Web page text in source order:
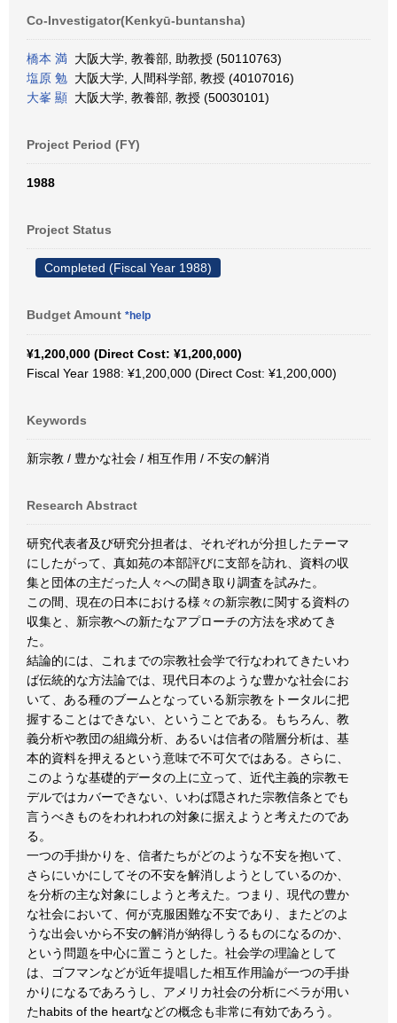
Co-Investigator(Kenkyū-buntansha)
橋本 満 大阪大学, 教養部, 助教授 (50110763)
塩原 勉 大阪大学, 人間科学部, 教授 (40107016)
大峯 顯 大阪大学, 教養部, 教授 (50030101)
Project Period (FY)
1988
Project Status
Completed (Fiscal Year 1988)
Budget Amount *help
¥1,200,000 (Direct Cost: ¥1,200,000)
Fiscal Year 1988: ¥1,200,000 (Direct Cost: ¥1,200,000)
Keywords
新宗教 / 豊かな社会 / 相互作用 / 不安の解消
Research Abstract
研究代表者及び研究分担者は、それぞれが分担したテーマ
にしたがって、真如苑の本部評びに支部を訪れ、資料の収
集と団体の主だった人々への聞き取り調査を試みた。
この間、現在の日本における様々の新宗教に関する資料の
収集と、新宗教への新たなアプローチの方法を求めてき
た。
結論的には、これまでの宗教社会学で行なわれてきたいわ
ば伝統的な方法論では、現代日本のような豊かな社会にお
いて、ある種のブームとなっている新宗教をトータルに把
握することはできない、ということである。もちろん、教
義分析や教団の組織分析、あるいは信者の階層分析は、基
本的資料を押えるという意味で不可欠ではある。さらに、
このような基礎的データの上に立って、近代主義的宗教モ
デルではカバーできない、いわば隠された宗教信条とでも
言うべきものをわれわれの対象に据えようと考えたのであ
る。
一つの手掛かりを、信者たちがどのような不安を抱いて、
さらにいかにしてその不安を解消しようとしているのか、
を分析の主な対象にしようと考えた。つまり、現代の豊か
な社会において、何が克服困難な不安であり、またどのよ
うな出会いから不安の解消が納得しうるものになるのか、
という問題を中心に置こうとした。社会学の理論として
は、ゴフマンなどが近年提唱した相互作用論が一つの手掛
かりになるであろうし、アメリカ社会の分析にベラが用い
たhabits of the heartなどの概念も非常に有効であろう。